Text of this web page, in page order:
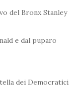
del Bronx Stanley
e dal puparo
dei Democratici